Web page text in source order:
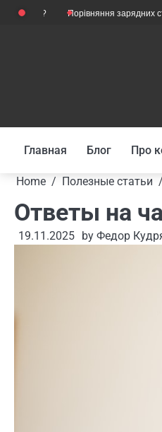
Skip
Порівняння зарядних станцій
Главная Блог Про
Home Полезные статьи
Ответы на
19.11.2025 by Федор